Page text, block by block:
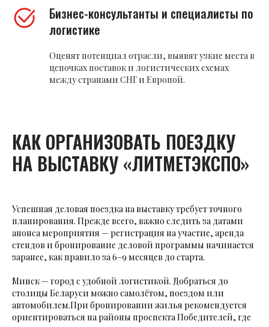
Бизнес-консультанты и специалисты по
логистике
Оценят потенциал отрасли, выявят узкие места в
цепочках поставок и логистических схемах
между странами СНГ и Европой.
КАК ОРГАНИЗОВАТЬ ПОЕЗДКУ
НА ВЫСТАВКУ «ЛИТМЕТЭКСПО»
Успешная деловая поездка на выставку требует точного
планирования. Прежде всего, важно следить за датами
анонса мероприятия — регистрация на участие, аренда
стендов и бронирование деловой программы начинается
заранее, как правило за 6–9 месяцев до старта.
Минск — город с удобной логистикой. Добраться до
столицы Беларуси можно самолётом, поездом или
автомобилем.При бронировании жилья рекомендуется
ориентироваться на районы проспекта Победителей, где